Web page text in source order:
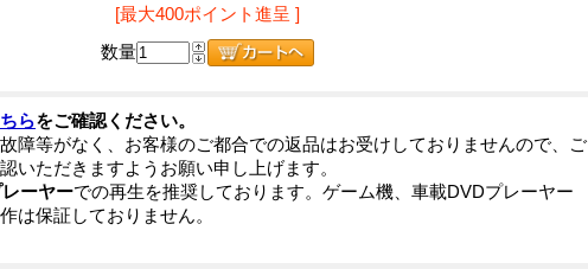
[最大400ポイント進呈 ]
数量
らをご確認ください。
障等がなく、お客様のご都合での返品はお受けしておりませんので、ご
いただきますようお願い申し上げます。
ーヤーでの再生を推奨しております。ゲーム機、車載DVDプレーヤー
は保証しておりません。